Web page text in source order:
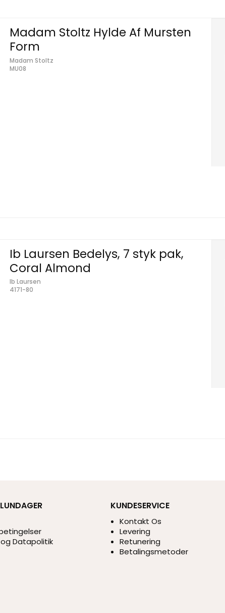
Madam Stoltz Hylde Af Mursten
Form
Madam Stoltz
MU08
Ib Laursen Bedelys, 7 styk pak,
Coral Almond
Ib Laursen
4171-80
Datapolitik
KUNDESERVICE
Kontakt Os
Levering
Retunering
Betalingsmetoder